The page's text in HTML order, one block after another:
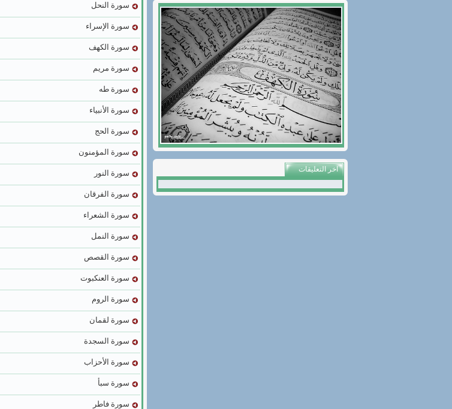
سورة النحل
سورة الإسراء
سورة الكهف
سورة مريم
سورة طه
سورة الأنبياء
سورة الحج
سورة المؤمنون
سورة النور
سورة الفرقان
سورة الشعراء
سورة النمل
سورة القصص
سورة العنكبوت
سورة الروم
سورة لقمان
سورة السجدة
سورة الأحزاب
سورة سبأ
سورة فاطر
اخر التعليقات